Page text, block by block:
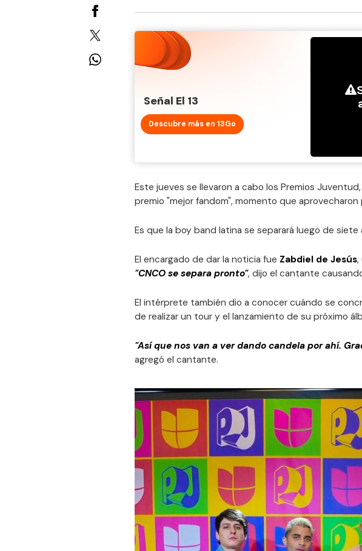
Señal El 13
Descubre más en 13Go
Este jueves se llevaron a cabo los Premios
premio "mejor fandom", momento que
Es que la boy band latina se separará luego de
El encargado de dar la noticia fue Zabdiel de Jesús,
"CNCO se separa pronto", dijo el cantante
El intérprete también dio a conocer cuándo se
de realizar un tour y el lanzamiento de su próximo
"Así que nos van a ver dando candela por ahí.
agregó el cantante.